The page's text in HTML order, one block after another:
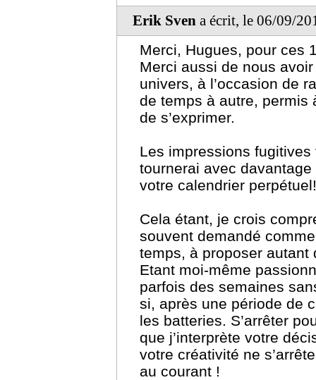
Erik Sven a écrit, le 06/09/
Merci, Hugues, pour ces
Merci aussi de nous
univers, à l’occasion de
de temps à autre, permis
de s’exprimer.
Les impressions
tournerai avec
votre calendrier perpétuel!
Cela étant, je crois
souvent demandé
temps, à proposer autant
Etant moi-même
parfois des semaines
si, après une période de
les batteries. S’arrêter
que j’interprète votre
votre créativité ne
au courant !